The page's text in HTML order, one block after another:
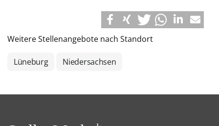
Weitere Stellenangebote nach Standort
Lüneburg Niedersachsen